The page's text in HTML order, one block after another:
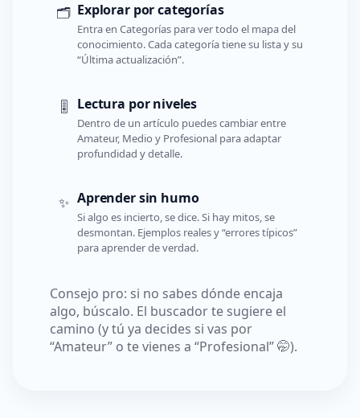
🗂️ Explorar por categorías
Entra en Categorías para ver todo el mapa del
conocimiento. Cada categoría tiene su lista y su
“Última actualización”.
🎚️ Lectura por niveles
Dentro de un artículo puedes cambiar entre
Amateur, Medio y Profesional para adaptar
profundidad y detalle.
✨ Aprender sin humo
Si algo es incierto, se dice. Si hay mitos, se
desmontan. Ejemplos reales y “errores típicos”
para aprender de verdad.
Consejo pro: si no sabes dónde encaja
algo, búscalo. El buscador te sugiere el
camino (y tú ya decides si vas por
“Amateur” o te vienes a “Profesional” 🤭).